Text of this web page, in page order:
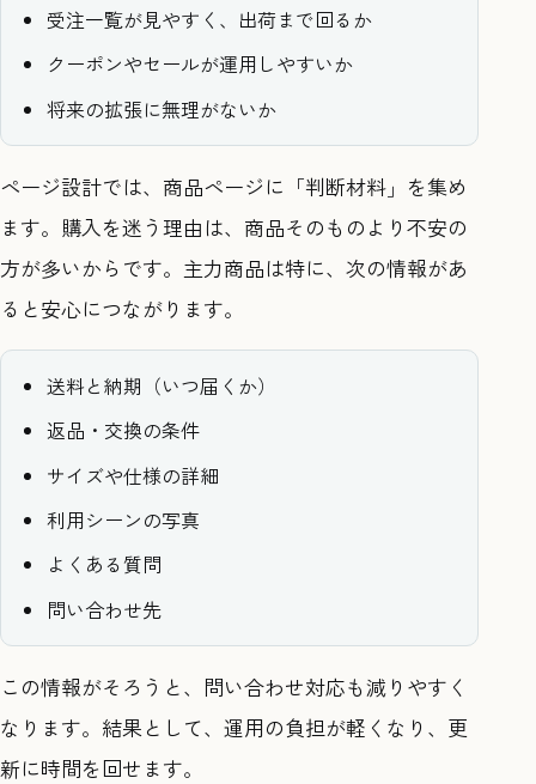
受注一覧が見やすく、出荷まで回るか
クーポンやセールが運用しやすいか
将来の拡張に無理がないか
ページ設計では、商品ページに「判断材料」を集め
ます。購入を迷う理由は、商品そのものより不安の
方が多いからです。主力商品は特に、次の情報があ
ると安心につながります。
送料と納期（いつ届くか）
返品・交換の条件
サイズや仕様の詳細
利用シーンの写真
よくある質問
問い合わせ先
この情報がそろうと、問い合わせ対応も減りやすく
なります。結果として、運用の負担が軽くなり、更
新に時間を回せます。